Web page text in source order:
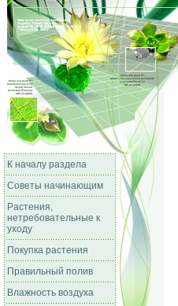
К началу раздела
Советы начинающим
Растения,
нетребовательные к
уходу
Покупка растения
Правильный полив
Влажность воздуха